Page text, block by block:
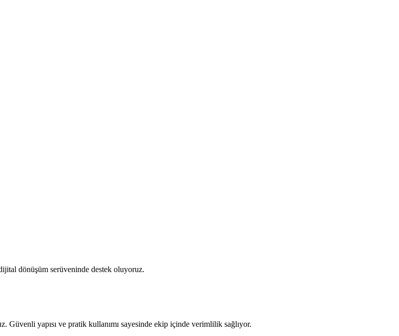
dönüşüm serüveninde destek oluyoruz.
Güvenli yapısı ve pratik kullanımı sayesinde ekip içinde verimlilik sağlıyor.